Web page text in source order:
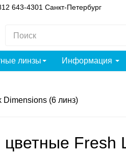
643-4301 Санкт-Петербург
линзы Информация
Dimensions (6 линз)
цветные Fresh